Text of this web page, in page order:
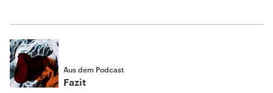
Aus dem Podcast
Fazit